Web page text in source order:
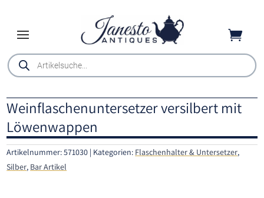

Products
search
Weinflaschenuntersetzer versilbert mit
Löwenwappen
Artikelnummer:571030 Kategorien: Flaschenhalter & Untersetzer,
Silber, Bar Artikel